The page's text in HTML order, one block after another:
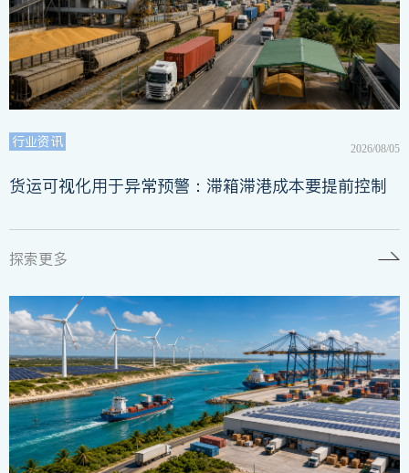
2026/08/05
行业资讯
货运可视化用于异常预警：滞箱滞港成本要提前控制
探索更多